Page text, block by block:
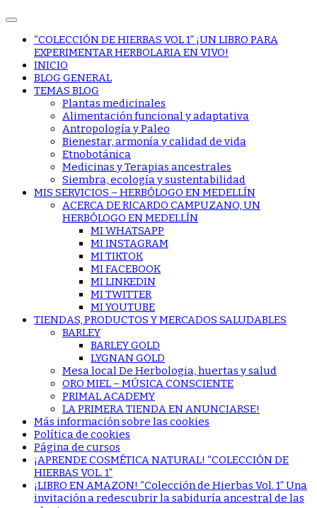
“COLECCIÓN DE HIERBAS VOL 1” ¡UN LIBRO PARA
EXPERIMENTAR HERBOLARIA EN VIVO!
INICIO
BLOG GENERAL
TEMAS BLOG
Plantas medicinales
Alimentación funcional y adaptativa
Antropología y Paleo
Bienestar, armonía y calidad de vida
Etnobotánica
Medicinas y Terapias ancestrales
Siembra, ecología y sustentabilidad
MIS SERVICIOS – HERBÓLOGO EN MEDELLÍN
ACERCA DE RICARDO CAMPUZANO, UN
HERBÓLOGO EN MEDELLÍN
MI WHATSAPP
MI INSTAGRAM
MI TIKTOK
MI FACEBOOK
MI LINKEDIN
MI TWITTER
MI YOUTUBE
TIENDAS, PRODUCTOS Y MERCADOS SALUDABLES
BARLEY
BARLEY GOLD
LYGNAN GOLD
Mesa local De Herbologia, huertas y salud
ORO MIEL – MÚSICA CONSCIENTE
PRIMAL ACADEMY
LA PRIMERA TIENDA EN ANUNCIARSE!
Más información sobre las cookies
Política de cookies
Página de cursos
¡APRENDE COSMÉTICA NATURAL! “COLECCIÓN DE
HIERBAS VOL. 1”
¡LIBRO EN AMAZON! “Colección de Hierbas Vol. 1” Una
invitación a redescubrir la sabiduría ancestral de las